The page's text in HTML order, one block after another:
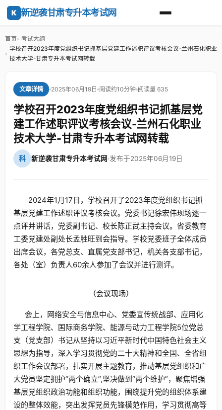
K 新逆袭甘肃专升本考试网
首页
考试大纲
学校召开2023年度党组织书记抓基层党建工作述职评议考核会议-兰州石化职业
技术大学-甘肃专升本考试网转载
文章详情 2025年06月19日 阅读约10分钟 阅读量 635
学校召开2023年度党组织书记抓基层党
建工作述职评议考核会议-兰州石化职业
技术大学-甘肃专升本考试网转载
科 新逆袭甘肃专升本考试网·发布于2025年06月19日
2024年1月17日，学校召开了2023年度党组织书记抓
基层党建工作述职评议考核会议。党委书记徐宏伟现场逐一
点评并讲话，党委副书记、校长陈正武主持会议。省委教育
工委党建处副处长孟胜旺到会指导。学校党委班子全体成员
出席会议，各党总支、直属党支部书记，机关各支部书记，
各处（室）负责人60余人参加了会议并进行测评。
（会议现场）
会上，网络安全与信息中心、党委宣传统战部、应用化
学工程学院、国际商务学院、能源与动力工程学院5位党总
支（党支部）书记从坚持以习近平新时代中国特色社会主义
思想为指导，深入学习贯彻党的二十大精神和全国、全省组
织工作会议部署，扎实开展主题教育，推动基层党组织和广
大党员坚定拥护“两个确立”,坚决做到“两个维护”，聚焦增强
基层党组织政治功能和组织功能，围绕提升党的组织体系建
设的整体效能，突出发挥党员先锋模范作用，学习贯彻高等